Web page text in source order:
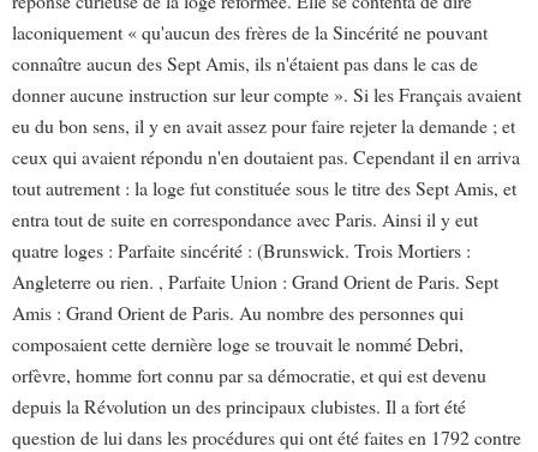
laconiquement « qu'aucun des frères de la Sincérité ne pouvant
connaître aucun des Sept Amis, ils n'étaient pas dans le cas de
donner aucune instruction sur leur compte ». Si les Français avaient
eu du bon sens, il y en avait assez pour faire rejeter la demande ; et
ceux qui avaient répondu n'en doutaient pas. Cependant il en arriva
tout autrement : la loge fut constituée sous le titre des Sept Amis, et
entra tout de suite en correspondance avec Paris. Ainsi il y eut
quatre loges : Parfaite sincérité : (Brunswick. Trois Mortiers :
Angleterre ou rien. , Parfaite Union : Grand Orient de Paris. Sept
Amis : Grand Orient de Paris. Au nombre des personnes qui
composaient cette dernière loge se trouvait le nommé Debri,
orfèvre, homme fort connu par sa démocratie, et qui est devenu
depuis la Révolution un des principaux clubistes. Il a fort été
question de lui dans les procédures qui ont été faites en 1792 contre